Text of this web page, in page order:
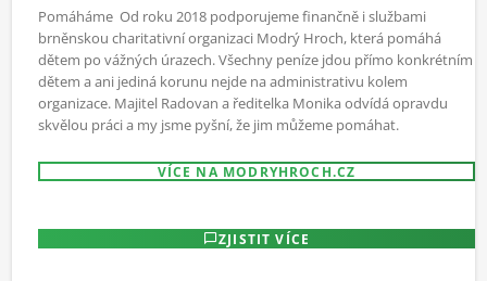
Pomáháme Od roku 2018 podporujeme finančně i službami
brněnskou charitativní organizaci Modrý Hroch, která pomáhá
dětem po vážných úrazech. Všechny peníze jdou přímo konkrétním
dětem a ani jediná korunu nejde na administrativu kolem
organizace. Majitel Radovan a ředitelka Monika odvídá opravdu
skvělou práci a my jsme pyšní, že jim můžeme pomáhat.
VÍCE NA MODRYHROCH.CZ
ZJISTIT VÍCE